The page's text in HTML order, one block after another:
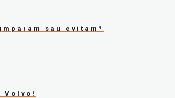
sau evitam?
Volvo!